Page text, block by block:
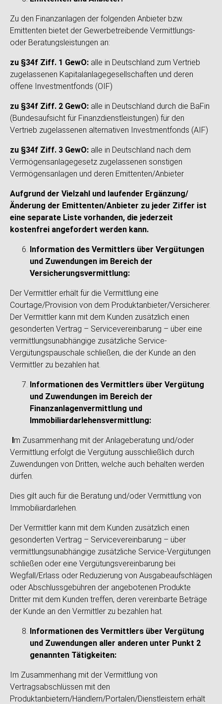
Zu den Finanzanlagen der folgenden Anbieter bzw.
Emittenten bietet der Gewerbetreibende Vermittlungs-
oder Beratungsleistungen an:
zu §34f Ziff. 1 GewO: alle in Deutschland zum Vertrieb
zugelassenen Kapitalanlagegesellschaften und deren
offene Investmentfonds (OIF)
zu §34f Ziff. 2 GewO: alle in Deutschland durch die BaFin
(Bundesaufsicht für Finanzdienstleistungen) für den
Vertrieb zugelassenen alternativen Investmentfonds (AIF)
zu §34f Ziff. 3 GewO: alle in Deutschland nach dem
Vermögensanlagegesetz zugelassenen sonstigen
Vermögensanlagen und deren Emittenten/Anbieter
Aufgrund der Vielzahl und laufender Ergänzung/
Änderung der Emittenten/Anbieter zu jeder Ziffer ist
eine separate Liste vorhanden, die jederzeit
kostenfrei angefordert werden kann.
Information des Vermittlers über Vergütungen
und Zuwendungen im Bereich der
Versicherungsvermittlung:
Der Vermittler erhält für die Vermittlung eine
Courtage/Provision von dem Produktanbieter/Versicherer.
Der Vermittler kann mit dem Kunden zusätzlich einen
gesonderten Vertrag – Servicevereinbarung – über eine
vermittlungsunabhängige zusätzliche Service-
Vergütungspauschale schließen, die der Kunde an den
Vermittler zu bezahlen hat.
Informationen des Vermittlers über Vergütung
und Zuwendungen im Bereich der
Finanzanlagenvermittlung und
Immobiliardarlehensvermittlung:
Im Zusammenhang mit der Anlageberatung und/oder
Vermittlung erfolgt die Vergütung ausschließlich durch
Zuwendungen von Dritten, welche auch behalten werden
dürfen.
Dies gilt auch für die Beratung und/oder Vermittlung von
Immobiliardarlehen.
Der Vermittler kann mit dem Kunden zusätzlich einen
gesonderten Vertrag – Servicevereinbarung – über
vermittlungsunabhängige zusätzliche Service-Vergütungen
schließen oder eine Vergütungsvereinbarung bei
Wegfall/Erlass oder Reduzierung von Ausgabeaufschlägen
oder Abschlussgebühren der angebotenen Produkte
Dritter mit dem Kunden treffen, deren vereinbarte Beträge
der Kunde an den Vermittler zu bezahlen hat.
Informationen des Vermittlers über Vergütung
und Zuwendungen aller anderen unter Punkt 2
genannten Tätigkeiten:
Im Zusammenhang mit der Vermittlung von
Vertragsabschlüssen mit den
Produktanbietern/Händlern/Portalen/Dienstleistern erhält